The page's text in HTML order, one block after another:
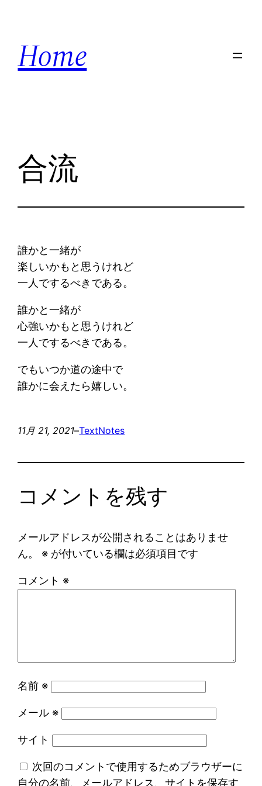
Home
合流
誰かと一緒が
楽しいかもと思うけれど
一人でするべきである。
誰かと一緒が
心強いかもと思うけれど
一人でするべきである。
でもいつか道の途中で
誰かに会えたら嬉しい。
11月 21, 2021–TextNotes
コメントを残す
メールアドレスが公開されることはありませ
ん。
※ が付いている欄は必須項目です
コメント ※
名前 ※
メール ※
サイト
次回のコメントで使用するためブラウザーに
自分の名前、メールアドレス、サイトを保存す